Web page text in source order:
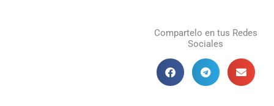
ANC
Adaptativo
Compartelo en tus Redes
Sociales